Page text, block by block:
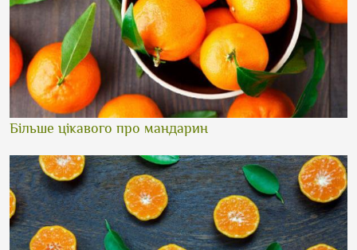
Більше цікавого про мандарин